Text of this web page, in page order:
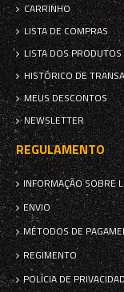
CARRINHO
LISTA DE COMPRAS
LISTA DOS
HISTÓRICO DE
MEUS DESCONTOS
NEWSLETTER
REGULAMENTO
INFORMAÇÃO SOBRE
ENVIO
MÉTODOS DE
REGIMENTO
POLÍCIA DE